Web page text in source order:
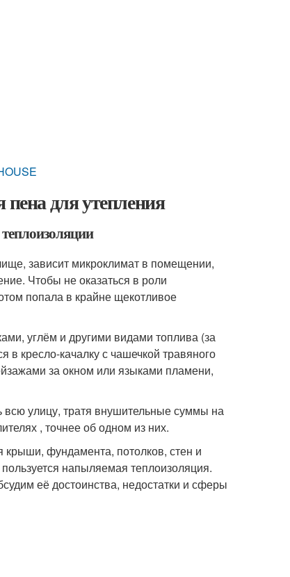
для утепления
зависит микроклимат в помещении,
Чтобы не оказаться в роли
попала в крайне щекотливое
углём и другими видами топлива (за
кресло-качалку с чашечкой травяного
за окном или языками пламени,
улицу, тратя внушительные суммы на
, точнее об одном из них.
фундамента, потолков, стен и
напыляемая теплоизоляция.
её достоинства, недостатки и сферы